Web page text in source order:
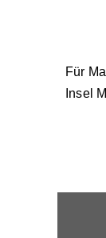
Für
Insel